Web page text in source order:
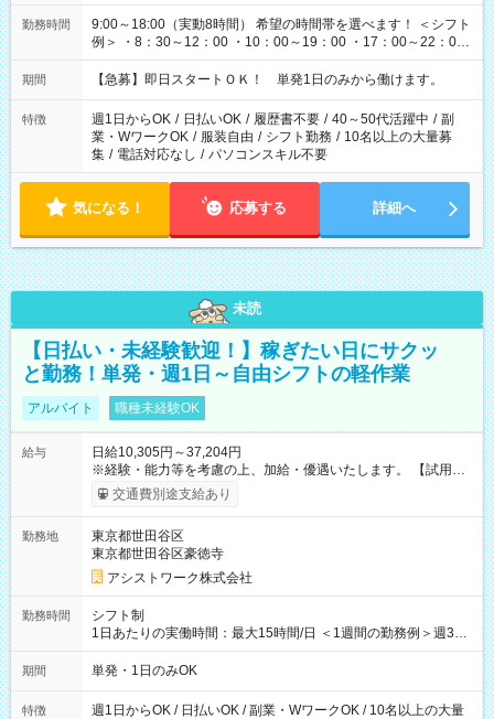
勤務時間
9:00～18:00（実動8時間） 希望の時間帯を選べます！ ＜シフト
例＞ ・8：30～12：00 ・10：00～19：00 ・17：00～22：00
・13：00～22：00 ・22：00～翌6：00 など
期間 【急募】即日スタートＯＫ！ 単発1日のみから働けます。
特徴 週1日からOK / 日払いOK / 履歴書不要 / 40～50代活躍中 / 副
業・WワークOK / 服装自由 / シフト勤務 / 10名以上の大量募
集 / 電話対応なし / パソコンスキル不要
気になる！ 応募する 詳細へ
未読
【日払い・未経験歓迎！】稼ぎたい日にサクッ
と勤務！単発・週1日～自由シフトの軽作業
アルバイト 職種未経験OK
給与
日給10,305円～37,204円
※経験・能力等を考慮の上、加給・優遇いたします。 【試用期
間】試用期間なし
交通費別途支給あり
勤務地
東京都世田谷区
東京都世田谷区豪徳寺
アシストワーク株式会社
勤務時間
シフト制
1日あたりの実働時間：最大15時間/日 ＜1週間の勤務例＞週3回
勤務 勤務：月・水・金 休み：火・木・土・日 好きな時にお仕事
可能です！ ※1日あたりの最大実働時間は日勤、夜勤共に勤務し
期間 単発・1日のみOK
特徴
週1日からOK / 日払いOK / 副業・WワークOK / 10名以上の大量